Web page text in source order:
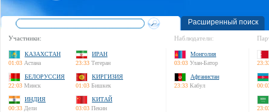
Расширенный поиск
Участники:
КАЗАХСТАН
01:03 Астана
ИРАН
23:33 Тегеран
БЕЛОРУССИЯ
22:03 Минск
КИРГИЗИЯ
01:03 Бишкек
ИНДИЯ
00:33 Дели
КИТАЙ
03:03 Пекин
Наблюдатели:
Монголия
03:03 Улан-Батор
Афганистан
23:33 Кабул